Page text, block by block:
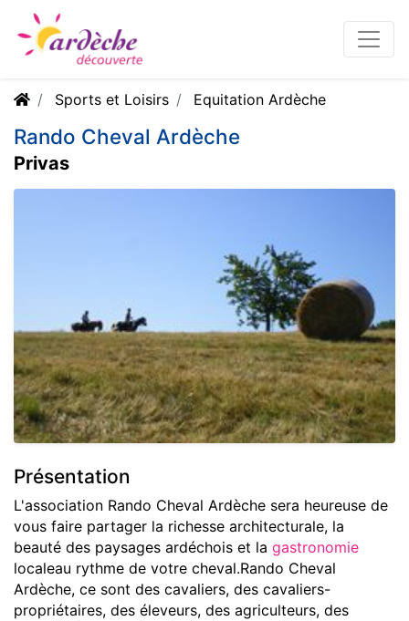
Sports et Loisirs Equitation Ardèche
Rando Cheval Ardèche
Privas
Présentation
L'association Rando Cheval Ardèche sera heureuse de
vous faire partager la richesse architecturale, la
beauté des paysages ardéchois et la gastronomie
localeau rythme de votre cheval.Rando Cheval
Ardèche, ce sont des cavaliers, des cavaliers-
propriétaires, des éleveurs, des agriculteurs, des